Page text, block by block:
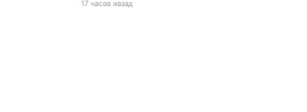
женщин и
страны),